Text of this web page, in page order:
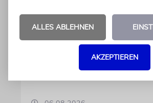
Seit Jahren wird darüber
neue 007 wird. Wenn es nach
Amy Pascal geht, fällt die
Stehen die Chancen für Aaron
weiterhin gut?
ALLES ABLEHNEN
AKZEPTIEREN